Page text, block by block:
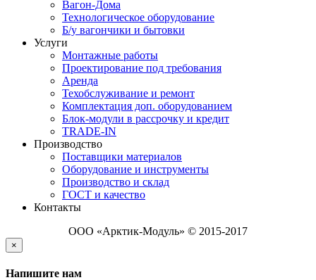
Вагон-Дома
Технологическое оборудование
Б/у вагончики и бытовки
Услуги
Монтажные работы
Проектирование под требования
Аренда
Техобслуживание и ремонт
Комплектация доп. оборудованием
Блок-модули в рассрочку и кредит
TRADE-IN
Производство
Поставщики материалов
Оборудование и инструменты
Производство и склад
ГОСТ и качество
Контакты
ООО «Арктик-Модуль» © 2015-2017
×
Напишите нам